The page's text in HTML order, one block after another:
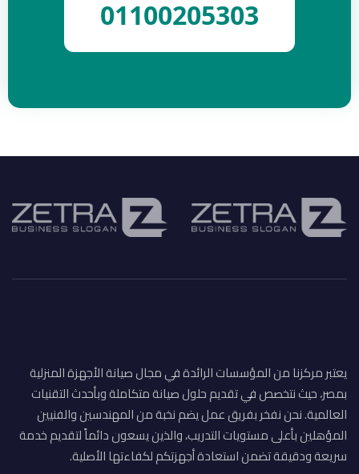
01100205303
يعتبر مركزنا من المؤسسات الرائدة في مجال صيانة الأجهزة المنزلية
بمصر، حيث نتخصص في تقديم حلول صيانة متكاملة وبأحدث التقنيات
العالمية. نحن نفخر بفريق عمل يضم نخبة من المهندسين والفنيين
المؤهلين بأعلى مستويات التدريب، والذين يسعون دائماً لتقديم خدمة
سريعة ودقيقة تضمن استعادة أجهزتكم لكفاءتها الأصلية.